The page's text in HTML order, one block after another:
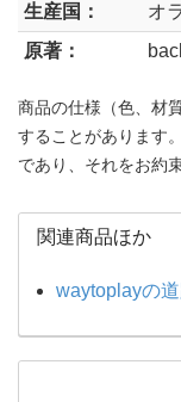
生産国：
オ
原著：
商品の仕様（色、材
することがあります
であり、それをお約
関連商品ほか
waytoplayの